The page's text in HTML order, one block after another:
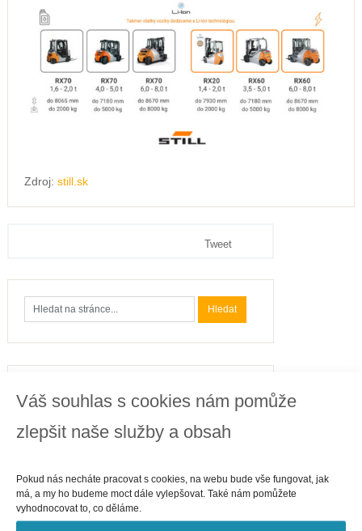
Váš souhlas s cookies nám pomůže
zlepšit naše služby a obsah
Pokud nás necháte pracovat s cookies, na webu bude vše fungovat, jak
má, a my ho budeme moct dále vylepšovat. Také nám pomůžete
vyhodnocovat to, co děláme.
Zdroj: still.sk
Tweet
Cestování
Gastronomie
Internet
Telefony